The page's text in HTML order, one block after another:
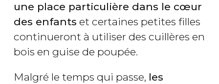
une place particulière dans le cœur
des enfants et certaines petites filles
continueront à utiliser des cuillères en
bois en guise de poupée.
Malgré le temps qui passe, les